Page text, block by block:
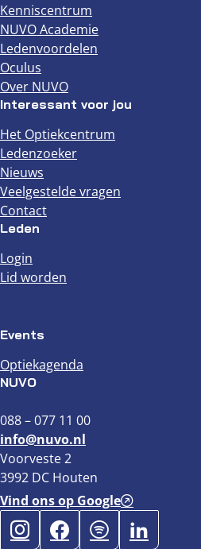
Kenniscentrum
NUVO Academie
Ledenvoordelen
Oculus
Over NUVO
Interessant voor jou
Het Optiekcentrum
Ledenzoeker
Nieuws
Veelgestelde vragen
Contact
Leden
Login
Lid worden
Events
Optiekagenda
NUVO
088 – 077 11 00
info@nuvo.nl
Voorveste 2
3992 DC Houten
Vind ons op Google